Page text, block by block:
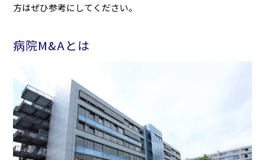
方はぜひ参考にしてください。
病院M&Aとは